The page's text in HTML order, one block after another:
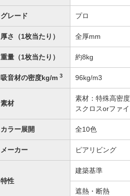
グレード プロ
厚さ（1枚当たり） 全厚mm
重量（1枚当たり） 約8kg
吸音材の密度kg/m 3 96kg/m3
素材
素材：特殊高密
スクロスorファ
カラー展開 全10色
メーカー ピアリビング
特性
建築基準
遮熱・断熱